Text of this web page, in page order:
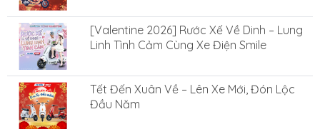
[Valentine 2026] Rước Xế Về Dinh – Lung
Linh Tình Cảm Cùng Xe Điện Smile
Tết Đến Xuân Về – Lên Xe Mới, Đón Lộc
Đầu Năm